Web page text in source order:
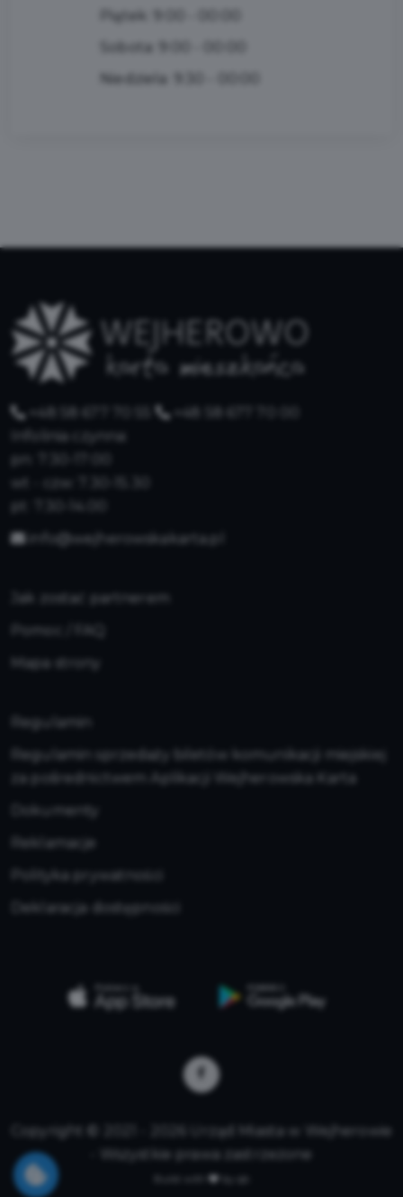
Piątek: 9:00 - 00:00
Sobota: 9:00 - 00:00
Niedziela: 9:30 - 00:00
+48 58 677 70 55
+48 58 677 70 00
Infolinia czynna:
wt - czw: 7.30-15.30
info@wejherowskakarta.pl
Jak zostać partnerem
Mapa strony
Regulamin
Regulamin sprzedaży biletów komunikacji miejskiej
za pośrednictwem Aplikacji Wejherowska Karta
Dokumenty
Reklamacje
Polityka prywatności
Deklaracja dostępności
Copyright © 2021 - 2026 Urząd Miasta w Wejherowie
- Wszystkie prawa zastrzeżone